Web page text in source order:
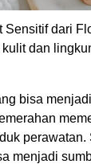
dari
dan
bisa
perawatan.
menjadi